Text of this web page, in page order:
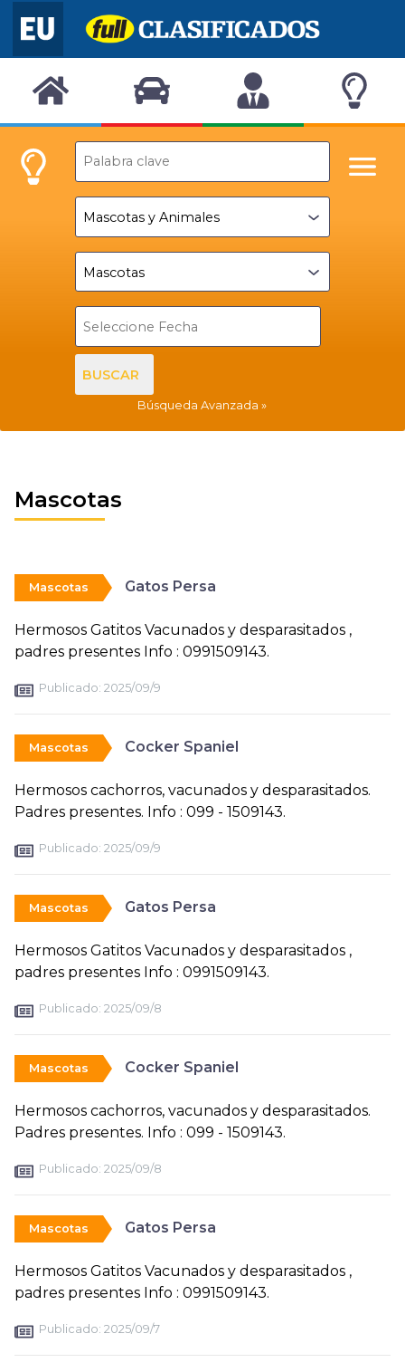
BUSCAR
Búsqueda Avanzada
Mascotas
Mascotas Gatos Persa
Hermosos Gatitos Vacunados y desparasitados ,
padres presentes Info : 0991509143.
Publicado: 2025/09/9
Mascotas Cocker Spaniel
Hermosos cachorros, vacunados y desparasitados.
Padres presentes. Info : 099 - 1509143.
Publicado: 2025/09/9
Mascotas Gatos Persa
Hermosos Gatitos Vacunados y desparasitados ,
padres presentes Info : 0991509143.
Publicado: 2025/09/8
Mascotas Cocker Spaniel
Hermosos cachorros, vacunados y desparasitados.
Padres presentes. Info : 099 - 1509143.
Publicado: 2025/09/8
Mascotas Gatos Persa
Hermosos Gatitos Vacunados y desparasitados ,
padres presentes Info : 0991509143.
Publicado: 2025/09/7